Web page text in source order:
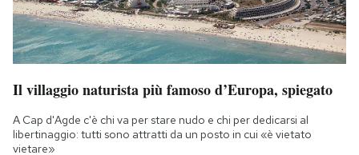
Il villaggio naturista più famoso d’Europa, spiegato
A Cap d'Agde c'è chi va per stare nudo e chi per dedicarsi al
libertinaggio: tutti sono attratti da un posto in cui «è vietato
vietare»